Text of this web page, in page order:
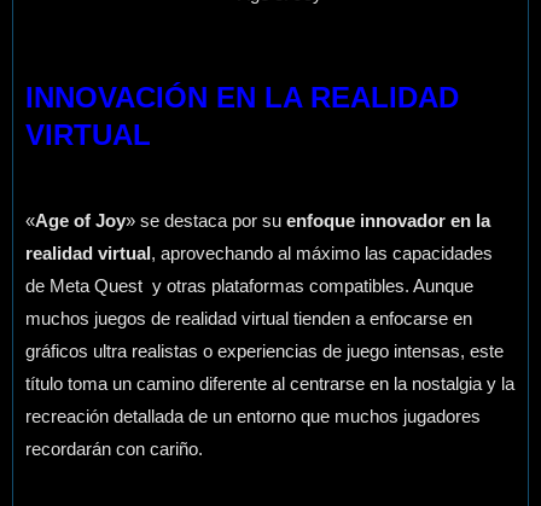
INNOVACIÓN EN LA REALIDAD
VIRTUAL
«Age of Joy» se destaca por su enfoque innovador en la
realidad virtual, aprovechando al máximo las capacidades
de Meta Quest y otras plataformas compatibles. Aunque
muchos juegos de realidad virtual tienden a enfocarse en
gráficos ultra realistas o experiencias de juego intensas, este
título toma un camino diferente al centrarse en la nostalgia y la
recreación detallada de un entorno que muchos jugadores
recordarán con cariño.